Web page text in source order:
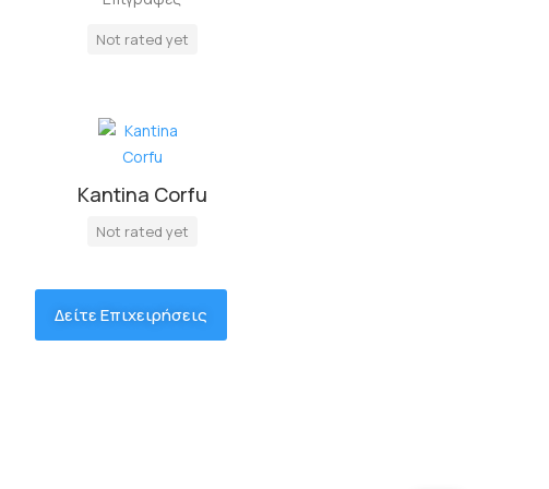
Not rated yet
Kantina Corfu
Not rated yet
Δείτε Επιχειρήσεις